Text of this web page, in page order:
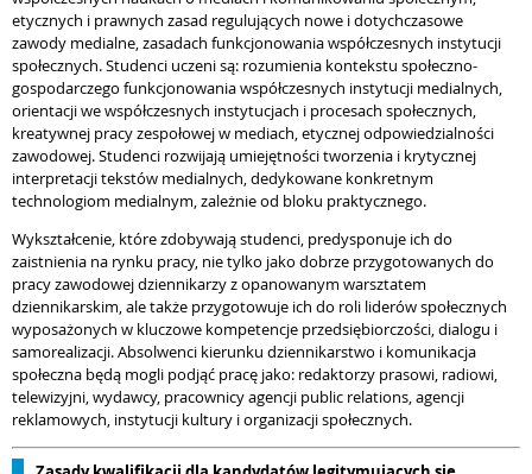
etycznych i prawnych zasad regulujących nowe i dotychczasowe
zawody medialne, zasadach funkcjonowania współczesnych instytucji
społecznych. Studenci uczeni są: rozumienia kontekstu społeczno-
gospodarczego funkcjonowania współczesnych instytucji medialnych,
orientacji we współczesnych instytucjach i procesach społecznych,
kreatywnej pracy zespołowej w mediach, etycznej odpowiedzialności
zawodowej. Studenci rozwijają umiejętności tworzenia i krytycznej
interpretacji tekstów medialnych, dedykowane konkretnym
technologiom medialnym, zależnie od bloku praktycznego.
Wykształcenie, które zdobywają studenci, predysponuje ich do
zaistnienia na rynku pracy, nie tylko jako dobrze przygotowanych do
pracy zawodowej dziennikarzy z opanowanym warsztatem
dziennikarskim, ale także przygotowuje ich do roli liderów społecznych
wyposażonych w kluczowe kompetencje przedsiębiorczości, dialogu i
samorealizacji. Absolwenci kierunku dziennikarstwo i komunikacja
społeczna będą mogli podjąć pracę jako: redaktorzy prasowi, radiowi,
telewizyjni, wydawcy, pracownicy agencji public relations, agencji
reklamowych, instytucji kultury i organizacji społecznych.